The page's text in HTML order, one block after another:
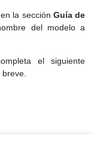
la sección Guía de
del modelo a
el siguiente